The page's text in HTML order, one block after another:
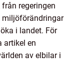
regeringen
miljöförändringar
i landet. För
artikel en
av elbilar i